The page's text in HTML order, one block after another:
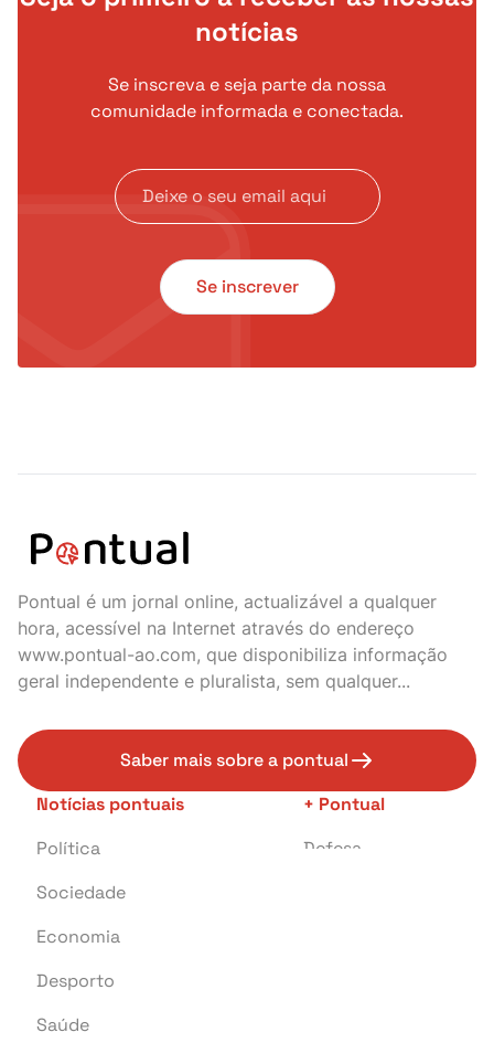
notícias
Se inscreva e seja parte da nossa
comunidade informada e conectada.
Se inscrever
Pontual é um jornal online, actualizável a qualquer
hora, acessível na Internet através do endereço
www.pontual-ao.com, que disponibiliza informação
geral independente e pluralista, sem qualquer...
Saber mais sobre a pontual
Notícias pontuais
Política
Sociedade
Economia
Desporto
Saúde
+ Pontual
Defesa